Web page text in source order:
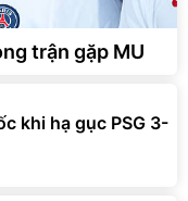
trận gặp MU
khi hạ gục PSG 3-